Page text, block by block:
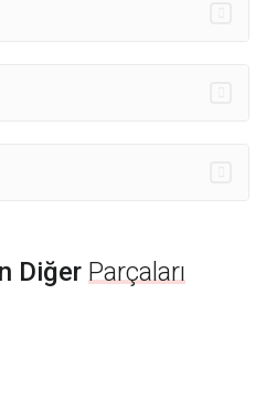
Diğer Parçaları